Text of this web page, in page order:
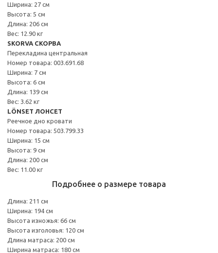
Ширина: 27 см
Высота: 5 см
Длина: 206 см
Вес: 12.90 кг
SKORVA СКОРВА
Перекладина центральная
Номер товара: 003.691.68
Ширина: 7 см
Высота: 6 см
Длина: 139 см
Вес: 3.62 кг
LÖNSET ЛОНСЕТ
Реечное дно кровати
Номер товара: 503.799.33
Ширина: 15 см
Высота: 9 см
Длина: 200 см
Вес: 11.00 кг
Подробнее о размере товара
Длина: 211 см
Ширина: 194 см
Высота изножья: 66 см
Высота изголовья: 120 см
Длина матраса: 200 см
Ширина матраса: 180 см